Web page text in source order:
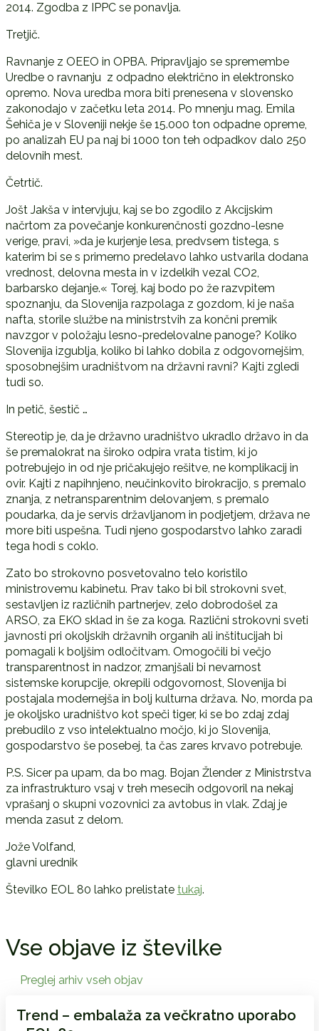
2014. Zgodba z IPPC se ponavlja.
Tretjič.
Ravnanje z OEEO in OPBA. Pripravljajo se spremembe
Uredbe o ravnanju z odpadno električno in elektronsko
opremo. Nova uredba mora biti prenesena v slovensko
zakonodajo v začetku leta 2014. Po mnenju mag. Emila
Šehiča je v Sloveniji nekje še 15.000 ton odpadne opreme,
po analizah EU pa naj bi 1000 ton teh odpadkov dalo 250
delovnih mest.
Četrtič.
Jošt Jakša v intervjuju, kaj se bo zgodilo z Akcijskim
načrtom za povečanje konkurenčnosti gozdno-lesne
verige, pravi, »da je kurjenje lesa, predvsem tistega, s
katerim bi se s primerno predelavo lahko ustvarila dodana
vrednost, delovna mesta in v izdelkih vezal CO2,
barbarsko dejanje.« Torej, kaj bodo po že razvpitem
spoznanju, da Slovenija razpolaga z gozdom, ki je naša
nafta, storile službe na ministrstvih za končni premik
navzgor v položaju lesno-predelovalne panoge? Koliko
Slovenija izgublja, koliko bi lahko dobila z odgovornejšim,
sposobnejšim uradništvom na državni ravni? Kajti zgledi
tudi so.
In petič, šestič …
Stereotip je, da je državno uradništvo ukradlo državo in da
še premalokrat na široko odpira vrata tistim, ki jo
potrebujejo in od nje pričakujejo rešitve, ne komplikacij in
ovir. Kajti z napihnjeno, neučinkovito birokracijo, s premalo
znanja, z netransparentnim delovanjem, s premalo
poudarka, da je servis državljanom in podjetjem, država ne
more biti uspešna. Tudi njeno gospodarstvo lahko zaradi
tega hodi s coklo.
Zato bo strokovno posvetovalno telo koristilo
ministrovemu kabinetu. Prav tako bi bil strokovni svet,
sestavljen iz različnih partnerjev, zelo dobrodošel za
ARSO, za EKO sklad in še za koga. Različni strokovni sveti
javnosti pri okoljskih državnih organih ali inštitucijah bi
pomagali k boljšim odločitvam. Omogočili bi večjo
transparentnost in nadzor, zmanjšali bi nevarnost
sistemske korupcije, okrepili odgovornost, Slovenija bi
postajala modernejša in bolj kulturna država. No, morda pa
je okoljsko uradništvo kot speči tiger, ki se bo zdaj zdaj
prebudilo z vso intelektualno močjo, ki jo Slovenija,
gospodarstvo še posebej, ta čas zares krvavo potrebuje.
P.S. Sicer pa upam, da bo mag. Bojan Žlender z Ministrstva
za infrastrukturo vsaj v treh mesecih odgovoril na nekaj
vprašanj o skupni vozovnici za avtobus in vlak. Zdaj je
menda zasut z delom.
Jože Volfand,
glavni urednik
Številko EOL 80 lahko prelistate tukaj.
Vse objave iz številke
Preglej arhiv vseh objav
Trend – embalaža za večkratno uporabo